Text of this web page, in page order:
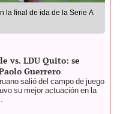
la final de ida de la Serie A
vs. LDU Quito: se
Guerrero
salió del campo de juego
su mejor actuación en la